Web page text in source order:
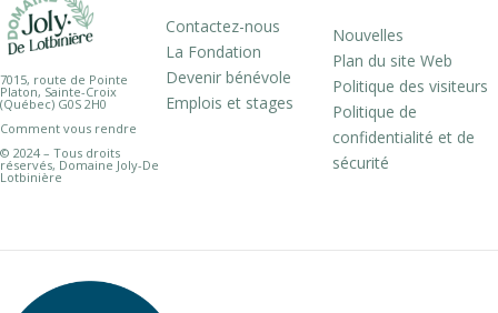
7015, route de Pointe
Platon, Sainte-Croix
(Québec) G0S 2H0
Comment vous rendre
© 2024 – Tous droits
réservés, Domaine Joly-De
Lotbinière
Contactez-nous
La Fondation
Devenir bénévole
Emplois et stages
Nouvelles
Plan du site Web
Politique des visiteurs
Politique de
confidentialité et de
sécurité